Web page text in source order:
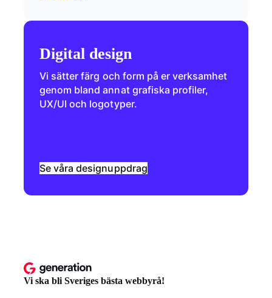
Digital design
Vi sätter färg och form på er verksamhet
genom bland annat grafiska profiler,
UX/UI och logotyper.
Se våra designuppdrag
Vi ska bli Sveriges bästa webbyrå!